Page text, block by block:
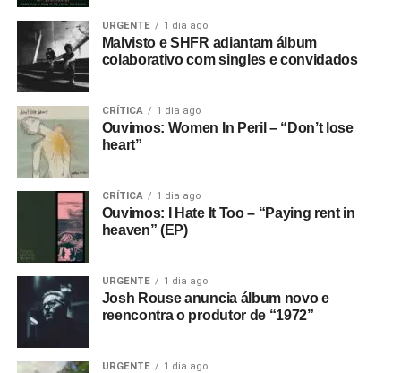
URGENTE 1 dia ago
Malvisto e SHFR adiantam álbum
colaborativo com singles e convidados
CRÍTICA 1 dia ago
Ouvimos: Women In Peril – “Don’t lose
heart”
CRÍTICA 1 dia ago
Ouvimos: I Hate It Too – “Paying rent in
heaven” (EP)
URGENTE 1 dia ago
Josh Rouse anuncia álbum novo e
reencontra o produtor de “1972”
URGENTE 1 dia ago